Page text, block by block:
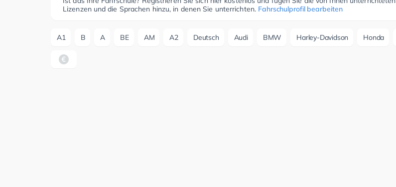
Lizenzen und die Sprachen hinzu, in denen Sie unterrichten. Fahrschulprofil bearbeiten
A1 B A BE AM A2 Deutsch Audi BMW Harley-Davidson Honda